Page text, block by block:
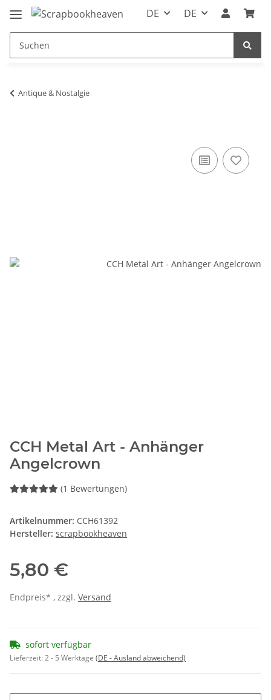
DE DE
Antique & Nostalgie
CCH Metal Art - Anhänger
Angelcrown
(1 Bewertungen)
Artikelnummer: CCH61392
Hersteller: scrapbookheaven
5,80 €
Endpreis* , zzgl. Versand
sofort verfügbar
Lieferzeit:2 - 5 Werktage (DE - Ausland abweichend)